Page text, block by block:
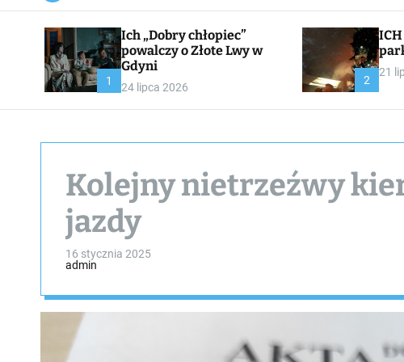
a
a
s
W
i
t
1
Ich „Dobry chłopiec”
powalczy o Złote Lwy w
Gdyni
24 lipca 2026
2
21
Kolejny nietrzeźwy
jazdy
16 stycznia 2025
admin